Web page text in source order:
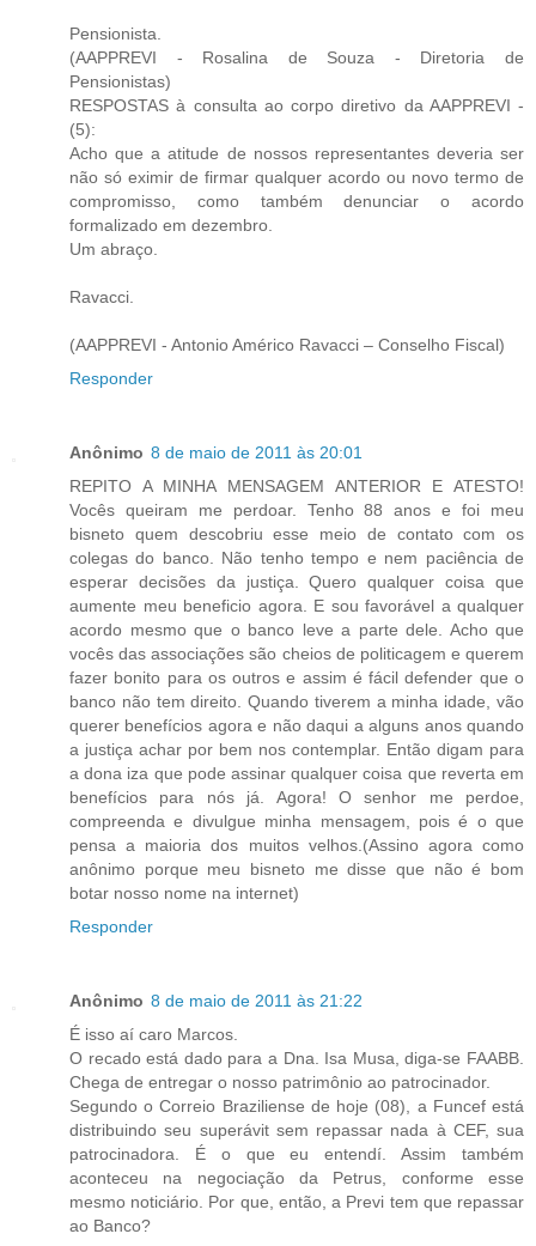
Pensionista.
(AAPPREVI - Rosalina de Souza - Diretoria de
Pensionistas)
RESPOSTAS à consulta ao corpo diretivo da AAPPREVI -
(5):
Acho que a atitude de nossos representantes deveria ser
não só eximir de firmar qualquer acordo ou novo termo de
compromisso, como também denunciar o acordo
formalizado em dezembro.
Um abraço.
Ravacci.
(AAPPREVI - Antonio Américo Ravacci – Conselho Fiscal)
Responder
Anônimo 8 de maio de 2011 às 20:01
REPITO A MINHA MENSAGEM ANTERIOR E ATESTO!
Vocês queiram me perdoar. Tenho 88 anos e foi meu
bisneto quem descobriu esse meio de contato com os
colegas do banco. Não tenho tempo e nem paciência de
esperar decisões da justiça. Quero qualquer coisa que
aumente meu beneficio agora. E sou favorável a qualquer
acordo mesmo que o banco leve a parte dele. Acho que
vocês das associações são cheios de politicagem e querem
fazer bonito para os outros e assim é fácil defender que o
banco não tem direito. Quando tiverem a minha idade, vão
querer benefícios agora e não daqui a alguns anos quando
a justiça achar por bem nos contemplar. Então digam para
a dona iza que pode assinar qualquer coisa que reverta em
benefícios para nós já. Agora! O senhor me perdoe,
compreenda e divulgue minha mensagem, pois é o que
pensa a maioria dos muitos velhos.(Assino agora como
anônimo porque meu bisneto me disse que não é bom
botar nosso nome na internet)
Responder
Anônimo 8 de maio de 2011 às 21:22
É isso aí caro Marcos.
O recado está dado para a Dna. Isa Musa, diga-se FAABB.
Chega de entregar o nosso patrimônio ao patrocinador.
Segundo o Correio Braziliense de hoje (08), a Funcef está
distribuindo seu superávit sem repassar nada à CEF, sua
patrocinadora. É o que eu entendí. Assim também
aconteceu na negociação da Petrus, conforme esse
mesmo noticiário. Por que, então, a Previ tem que repassar
ao Banco?